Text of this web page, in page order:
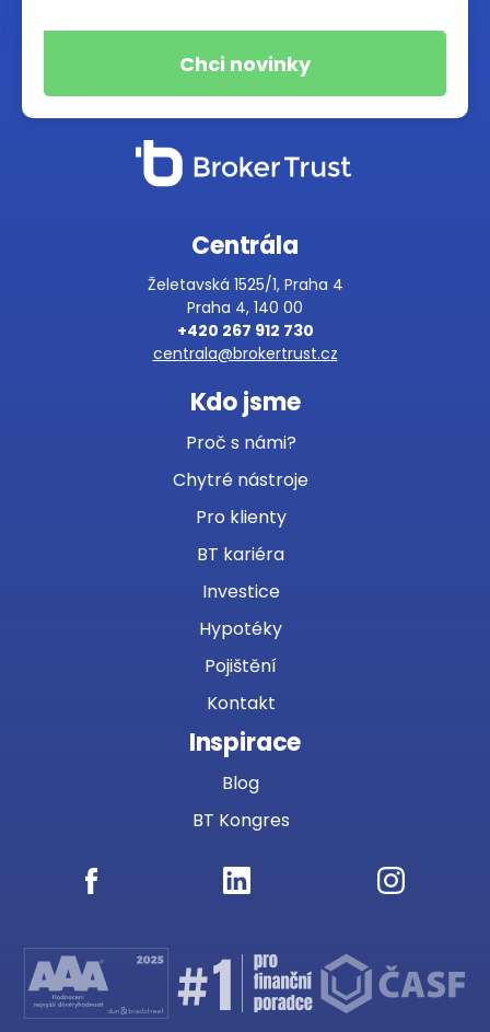
Centrála
Želetavská 1525/1, Praha 4
Praha 4, 140 00
+420 267 912 730
centrala@brokertrust.cz
Kdo jsme
Proč s námi?
Chytré nástroje
Pro klienty
BT kariéra
Investice
Hypotéky
Pojištění
Kontakt
Inspirace
Blog
BT Kongres